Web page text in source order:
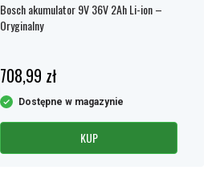
Bosch akumulator 9V 36V 2Ah Li-ion –
Oryginalny
708,99 zł
Dostępne w magazynie
KUP